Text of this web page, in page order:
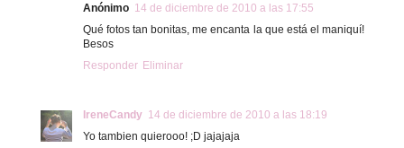
Anónimo 14 de diciembre de 2010 a las 17:55
Qué fotos tan bonitas, me encanta la que está el maniquí!
Besos
Responder Eliminar
IreneCandy 14 de diciembre de 2010 a las 18:19
Yo tambien quierooo! ;D jajajaja